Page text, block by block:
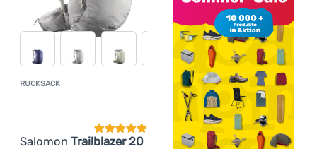
RUCKSACK
Salomon Trailblazer 20
Kundenbewertung